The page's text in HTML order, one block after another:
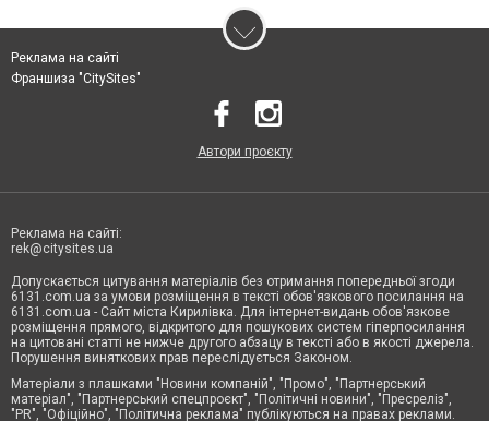
Реклама на сайті
Франшиза "CitySites"
Автори проєкту
Реклама на сайті:
rek@citysites.ua
Допускається цитування матеріалів без отримання попередньої згоди
6131.com.ua за умови розміщення в тексті обов'язкового посилання на
6131.com.ua - Сайт міста Кирилівка. Для інтернет-видань обов'язкове
розміщення прямого, відкритого для пошукових систем гіперпосилання
на цитовані статті не нижче другого абзацу в тексті або в якості джерела.
Порушення виняткових прав переслідується Законом.
Матеріали з плашками "Новини компаній", "Промо", "Партнерський
матеріал", "Партнерський спецпроєкт", "Політичні новини", "Пресреліз",
"PR", "Офіційно", "Політична реклама" публікуються на правах реклами.